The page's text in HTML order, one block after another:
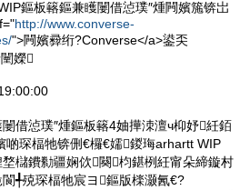
鏂板簵鏂兼矆闄借惉璞″煄闁嬪箷锛岀
http://www.converse-
">闁嬪彛绗?Converse</a>鍙奀
嬫
借惉璞″煄鏂板簵4妯撶洓澶ч枊妤紝銆
啲琛楅牠锛侀€欏€嬬鍐珻arhartt WIP
櫧鐨勬疆娴佽闋枃鍖栵紝甯朵締鏇村
╃殑琛楅牠宸ヨ鏂版檪灏氥€?